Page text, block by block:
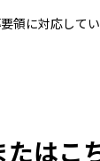
領に対応してい
はこ